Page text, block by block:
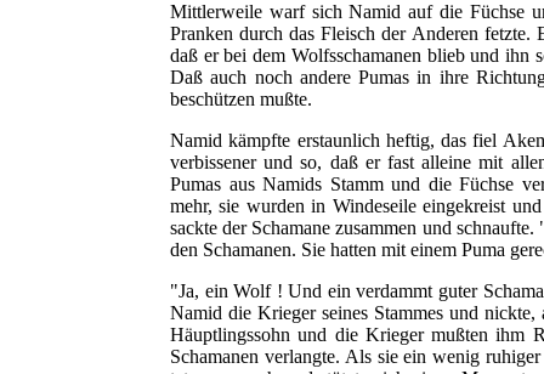
Mittlerweile warf sich Namid auf die Füchse
Pranken durch das Fleisch der Anderen
daß er bei dem Wolfsschamanen blieb und ihn
Daß auch noch andere Pumas in ihre
beschützen mußte.
Namid kämpfte erstaunlich heftig, das fiel
verbissener und so, daß er fast alleine mit
Pumas aus Namids Stamm und die Füchse
mehr, sie wurden in Windeseile eingekreist
sackte der Schamane zusammen und
den Schamanen. Sie hatten mit einem Puma
"Ja, ein Wolf ! Und ein verdammt guter
Namid die Krieger seines Stammes und
Häuptlingssohn und die Krieger mußten ihm
Schamanen verlangte. Als sie ein wenig